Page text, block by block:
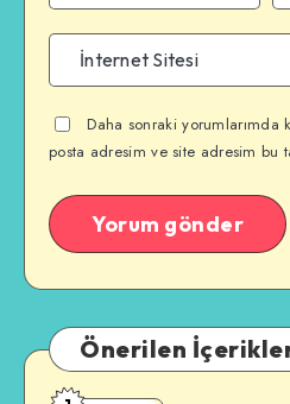
Daha sonraki yorumlarımda
posta adresim ve site adresim bu
Önerilen